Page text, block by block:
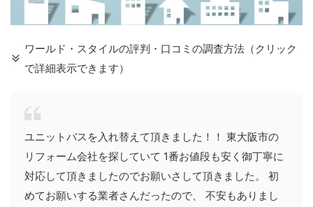
ワールド・スタイルの評判・口コミの調査方法（クリック
で詳細表示できます）
ユニットバスを入れ替えて頂きました！！ 東大阪市の
リフォーム会社を探していて 1番お値段も安く御丁寧に
対応して頂きましたのでお願いさして頂きました。 初
めてお願いする業者さんだったので、 不安もありまし